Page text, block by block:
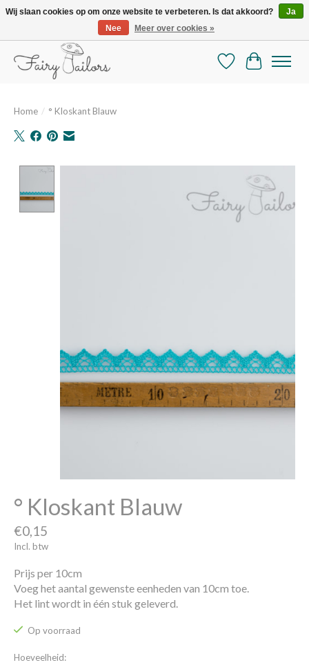
De mooiste online selectie stoffen en mercerie
Verlanglijst
Home / ° Kloskant Blauw
° Kloskant Blauw
€0,15
Incl. btw
Prijs per 10cm
Voeg het aantal gewenste eenheden van 10cm toe.
Het lint wordt in één stuk geleverd.
Op voorraad
Hoeveelheid:
Wij slaan cookies op om onze website te verbeteren. Is dat akkoord?
Ja
Nee
Meer over cookies »